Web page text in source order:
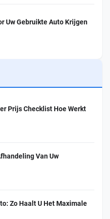
Uw Gebruikte Auto Krijgen
Prijs Checklist Hoe Werkt
Van Uw
Zo Haalt U Het Maximale